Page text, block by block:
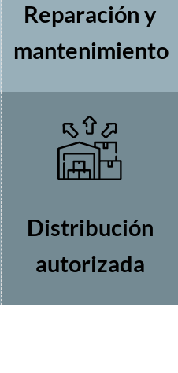
Reparación y
mantenimiento
Distribución
autorizada